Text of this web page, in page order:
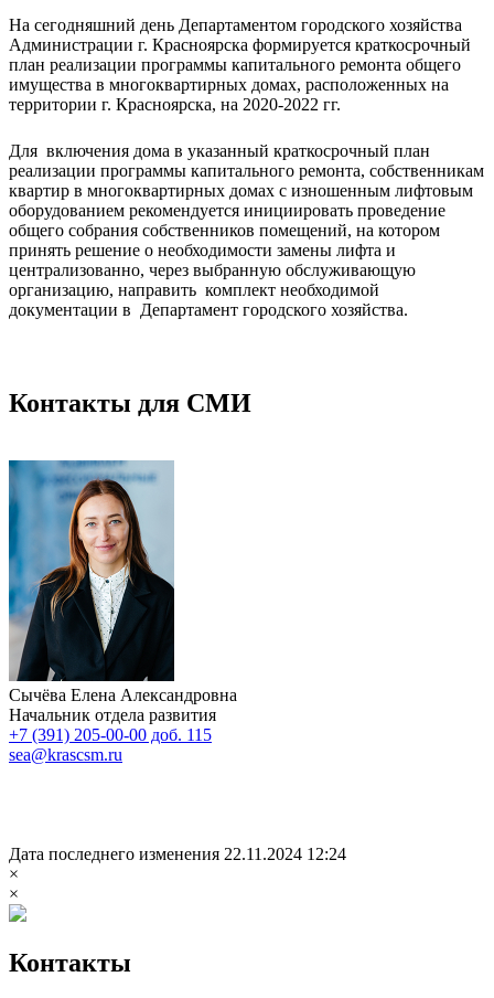
На сегодняшний день Департаментом городского хозяйства
Администрации г. Красноярска формируется краткосрочный
план реализации программы капитального ремонта общего
имущества в многоквартирных домах, расположенных на
территории г. Красноярска, на 2020-2022 гг.
Для включения дома в указанный краткосрочный план
реализации программы капитального ремонта, собственникам
квартир в многоквартирных домах с изношенным лифтовым
оборудованием рекомендуется инициировать проведение
общего собрания собственников помещений, на котором
принять решение о необходимости замены лифта и
централизованно, через выбранную обслуживающую
организацию, направить комплект необходимой
документации в Департамент городского хозяйства.
Контакты для СМИ
Сычёва Елена Александровна
Начальник отдела развития
+7 (391) 205-00-00 доб. 115
sea@krascsm.ru
Дата последнего изменения 22.11.2024 12:24
×
×
Контакты